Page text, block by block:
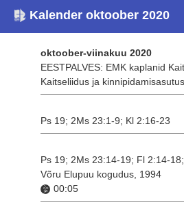
Kalender oktoober 2020
oktoober-viinakuu 2020
EESTPALVES: EMK kaplanid
Kaitseliidus ja
Ps 19; 2Ms 23:1-9; Kl 2:16-23
Ps 19; 2Ms 23:14-19; Fl 2:14-
Võru Elupuu kogudus, 1994
00:05